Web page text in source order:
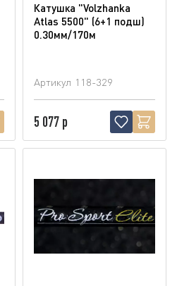
Катушка "Volzhanka
Atlas 5500" (6+1 подш)
0.30мм/170м
Артикул 118-329
5 077 р